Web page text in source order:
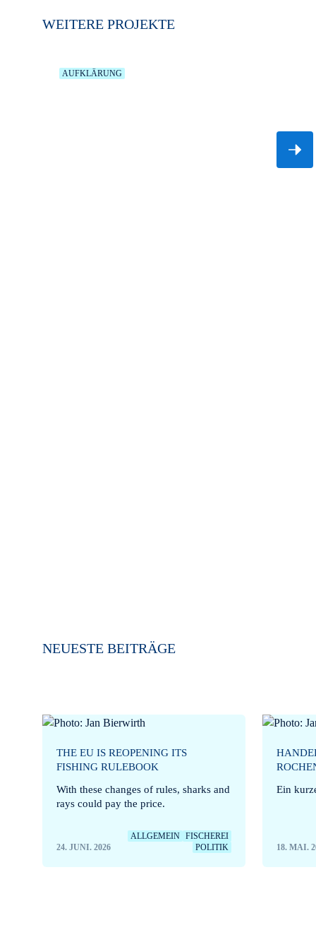
WEITERE PROJEKTE
AUFKLÄRUNG
NEUESTE BEITRÄGE
THE EU IS REOPENING ITS
FISHING RULEBOOK
With these changes of rules, sharks and
rays could pay the price.
24. JUNI. 2026
ALLGEMEIN FISCHEREI
POLITIK
Ein
18. MAI.